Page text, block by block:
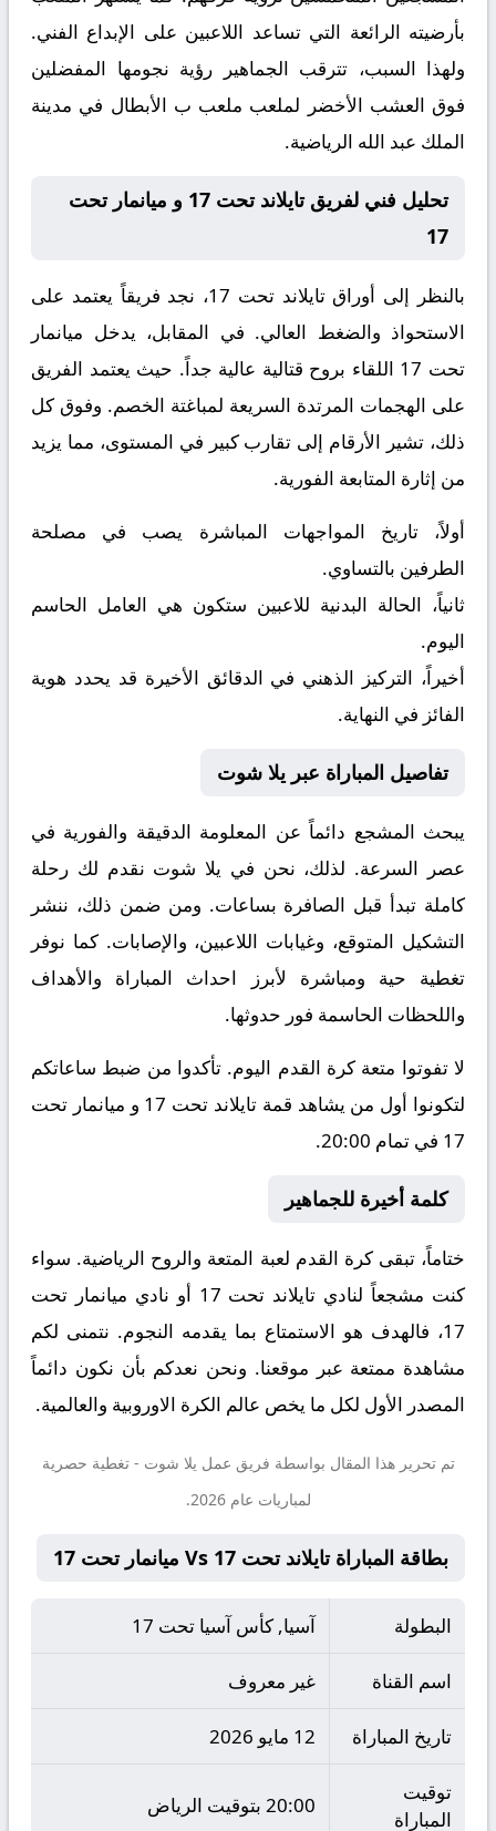
بأرضيته الرائعة التي تساعد اللاعبين على الإبداع الفني.
ولهذا السبب، تترقب الجماهير رؤية نجومها المفضلين
فوق العشب الأخضر لملعب ملعب ب الأبطال في مدينة
الملك عبد الله الرياضية.
تحليل فني لفريق تايلاند تحت 17 و ميانمار تحت
17
بالنظر إلى أوراقتايلاند تحت 17
، نجد فريقاً يعتمد على
الاستحواذ والضغط العالي. في المقابل، يدخل ميانمار
تحت 17
اللقاء بروح قتالية عالية جداً. حيث يعتمد الفريق
على الهجمات المرتدة السريعة لمباغتة الخصم. وفوق كل
ذلك، تشير الأرقام إلى تقارب كبير في المستوى، مما يزيد
من إثارة المتابعة الفورية.
أولاً، تاريخ المواجهات المباشرة يصب في مصلحة
الطرفين بالتساوي.
ثانياً، الحالة البدنية للاعبين ستكون هي العامل الحاسم
اليوم.
أخيراً، التركيز الذهني في الدقائق الأخيرة قد يحدد هوية
الفائز في النهاية.
تفاصيل المباراة عبر يلا شوت
يبحث المشجع دائماً عن المعلومة الدقيقة والفورية في
عصر السرعة. لذلك، نحن في يلا شوت نقدم لك رحلة
كاملة تبدأ قبل الصافرة بساعات. ومن ضمن ذلك، ننشر
التشكيل المتوقع، وغيابات اللاعبين، والإصابات. كما نوفر
تغطية حية ومباشرة لأبرز احداث المباراة والأهداف
واللحظات الحاسمة فور حدوثها.
لا تفوتوا متعة كرة القدم اليوم. تأكدوا من ضبط ساعاتكم
لتكونوا أول من يشاهد قمة تايلاند تحت 17 و ميانمار تحت
17 في تمام 20:00.
كلمة أخيرة للجماهير
ختاماً، تبقى كرة القدم لعبة المتعة والروح الرياضية. سواء
كنت مشجعاً لنادي تايلاند تحت 17 أو نادي ميانمار تحت
17، فالهدف هو الاستمتاع بما يقدمه النجوم. نتمنى لكم
مشاهدة ممتعة عبر موقعنا. ونحن نعدكم بأن نكون دائماً
المصدر الأول لكل ما يخص عالم الكرة الاوروبية والعالمية.
تم تحرير هذا المقال بواسطة فريق عمل يلا شوت - تغطية حصرية
لمباريات عام 2026.
بطاقة المباراة تايلاند تحت 17 Vs ميانمار تحت 17
البطولة آسيا, كأس آسيا تحت 17
اسم القناة غير معروف
تاريخ المباراة 12 مايو 2026
توقيت
المباراة
20:00 بتوقيت الرياض